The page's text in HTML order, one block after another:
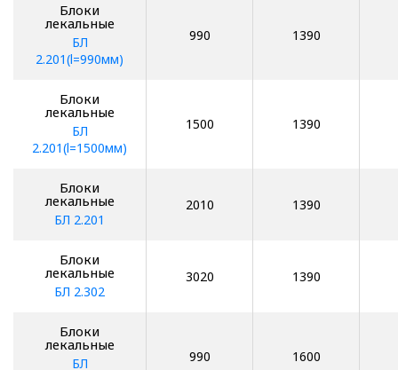
Блоки
лекальные
БЛ
2.201(l=990мм)
990 1390
Блоки
лекальные
БЛ
2.201(l=1500мм)
1500 1390
Блоки
лекальные
БЛ 2.201
2010 1390
Блоки
лекальные
БЛ 2.302
3020 1390
Блоки
лекальные
БЛ
990 1600